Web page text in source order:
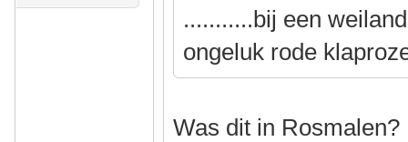
...........bij een
ongeluk rode
Was dit in Rosmalen?